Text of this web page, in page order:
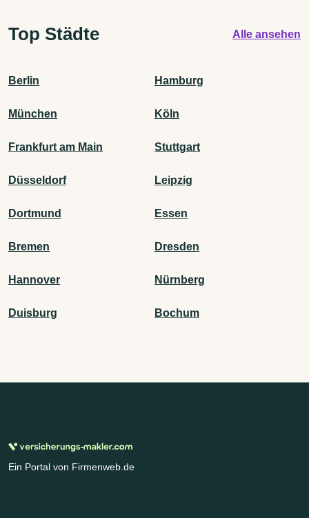
Top Städte Alle ansehen
Berlin Hamburg
München Köln
Frankfurt am Main Stuttgart
Düsseldorf Leipzig
Dortmund Essen
Bremen Dresden
Hannover Nürnberg
Duisburg Bochum
Ein Portal von Firmenweb.de